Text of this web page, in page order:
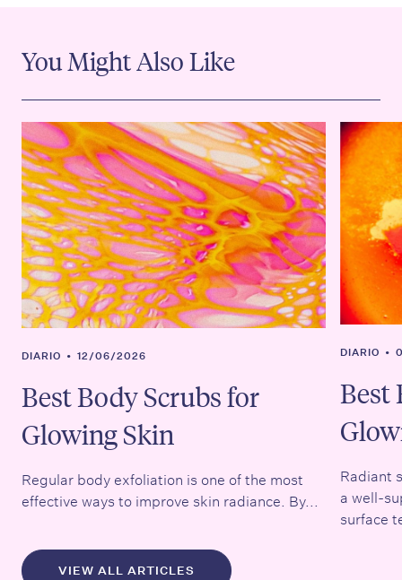
You Might Also Like
DIARIO • 12/06/2026
Best Body Scrubs for
Glowing Skin
Regular body exfoliation is one of the most
effective ways to improve skin radiance. By...
DIARIO •
Best
Radiant
a well-
surface
VIEW ALL ARTICLES